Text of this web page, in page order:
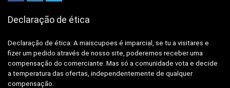
Declaração de ética
Declaração de ética: A maiscupoes é imparcial, se tu a visitares e
fizer um pedido através de nosso site, poderemos receber uma
compensação do comerciante. Mas só a comunidade vota e decide
a temperatura das ofertas, independentemente de qualquer
compensação.